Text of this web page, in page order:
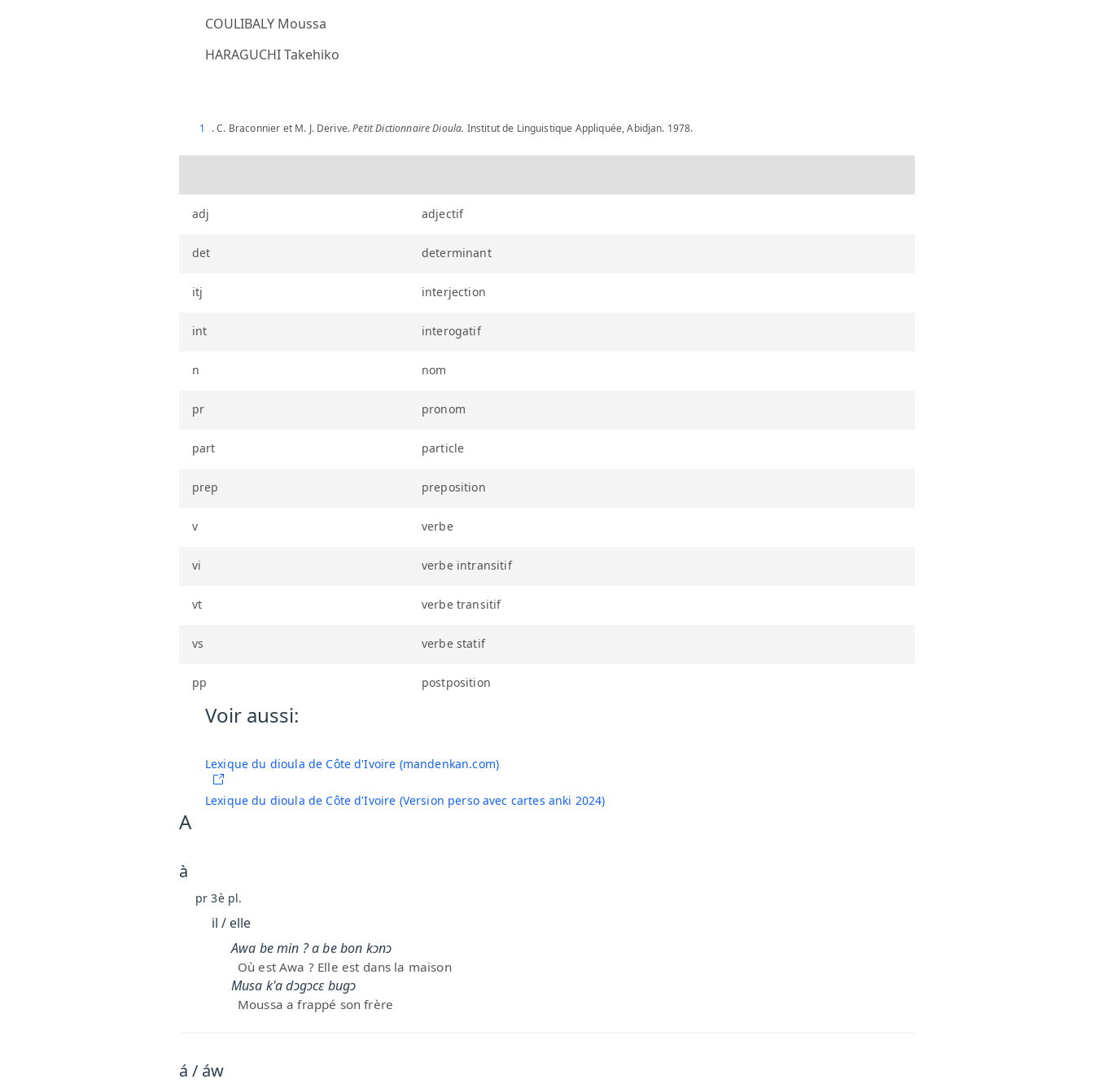
COULIBALY Moussa
HARAGUCHI Takehiko
1 . C. Braconnier et M. J. Derive.Petit Dictionnaire Dioula. Institut de Linguistique Appliquée, Abidjan. 1978.
adj adjectif
det determinant
itj interjection
int interogatif
n nom
pr pronom
part particle
prep preposition
v verbe
vi verbe intransitif
vt verbe transitif
vs verbe statif
pp postposition
Voir aussi:
Lexique du dioula de Côte d'Ivoire (mandenkan.com)
(opens in a new tab)
Lexique du dioula de Côte d'Ivoire (Version perso avec cartes anki 2024)
A
à
pr 3è pl.
il / elle
Awa be min ? a be bon kɔnɔ
Où est Awa ? Elle est dans la maison
Musa k'a dɔgɔcɛ bugɔ
Moussa a frappé son frère
á / áw